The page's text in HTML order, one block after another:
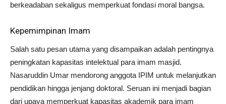
berkeadaban sekaligus memperkuat fondasi moral bangsa.
Kepemimpinan Imam
Salah satu pesan utama yang disampaikan adalah pentingnya
peningkatan kapasitas intelektual para imam masjid.
Nasaruddin Umar mendorong anggota IPIM untuk melanjutkan
pendidikan hingga jenjang doktoral. Seruan ini menjadi bagian
dari upaya memperkuat kapasitas akademik para imam